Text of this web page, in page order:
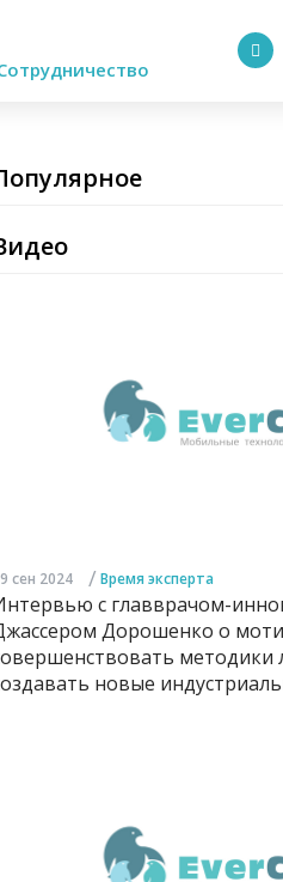
сен 2024 / Время эксперта
с главврачом-
Дорошенко о
методики
новые